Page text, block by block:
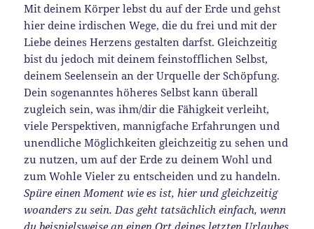
Mit deinem Körper lebst du auf der Erde und gehst
hier deine irdischen Wege, die du frei und mit der
Liebe deines Herzens gestalten darfst. Gleichzeitig
bist du jedoch mit deinem feinstofflichen Selbst,
deinem Seelensein an der Urquelle der Schöpfung.
Dein sogenanntes höheres Selbst kann überall
zugleich sein, was ihm/dir die Fähigkeit verleiht,
viele Perspektiven, mannigfache Erfahrungen und
unendliche Möglichkeiten gleichzeitig zu sehen und
zu nutzen, um auf der Erde zu deinem Wohl und
zum Wohle Vieler zu entscheiden und zu handeln.
Spüre einen Moment wie es ist, hier und gleichzeitig
woanders zu sein. Das geht tatsächlich einfach, wenn
du beispielsweise an einen Ort deines letzten Urlaubes